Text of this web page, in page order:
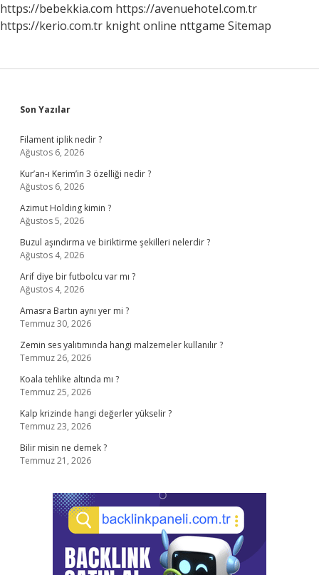
https://bebekkia.com https://avenuehotel.com.tr
https://kerio.com.tr knight online nttgame Sitemap
Sidebar
Son Yazılar
Filament iplik nedir ?
Ağustos 6, 2026
Kur’an-ı Kerim’in 3 özelliği nedir ?
Ağustos 6, 2026
Azimut Holding kimin ?
Ağustos 5, 2026
Buzul aşındırma ve biriktirme şekilleri nelerdir ?
Ağustos 4, 2026
Arif diye bir futbolcu var mı ?
Ağustos 4, 2026
Amasra Bartın aynı yer mi ?
Temmuz 30, 2026
Zemin ses yalıtımında hangi malzemeler kullanılır ?
Temmuz 26, 2026
Koala tehlike altında mı ?
Temmuz 25, 2026
Kalp krizinde hangi değerler yükselir ?
Temmuz 23, 2026
Bilir misin ne demek ?
Temmuz 21, 2026